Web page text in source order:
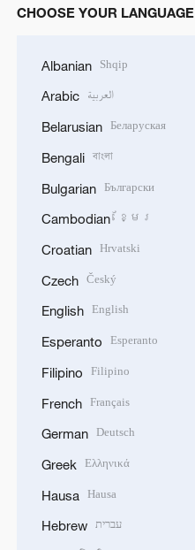
CHOOSE YOUR LANGUAGE
Albanian Shqip
Arabic العربية
Belarusian Беларуская
Bengali বাংলা
Bulgarian Български
Cambodian ខ្មែរ
Croatian Hrvatski
Czech Český
English English
Esperanto Esperanto
Filipino Filipino
French Français
German Deutsch
Greek Ελληνικά
Hausa Hausa
Hebrew עברית